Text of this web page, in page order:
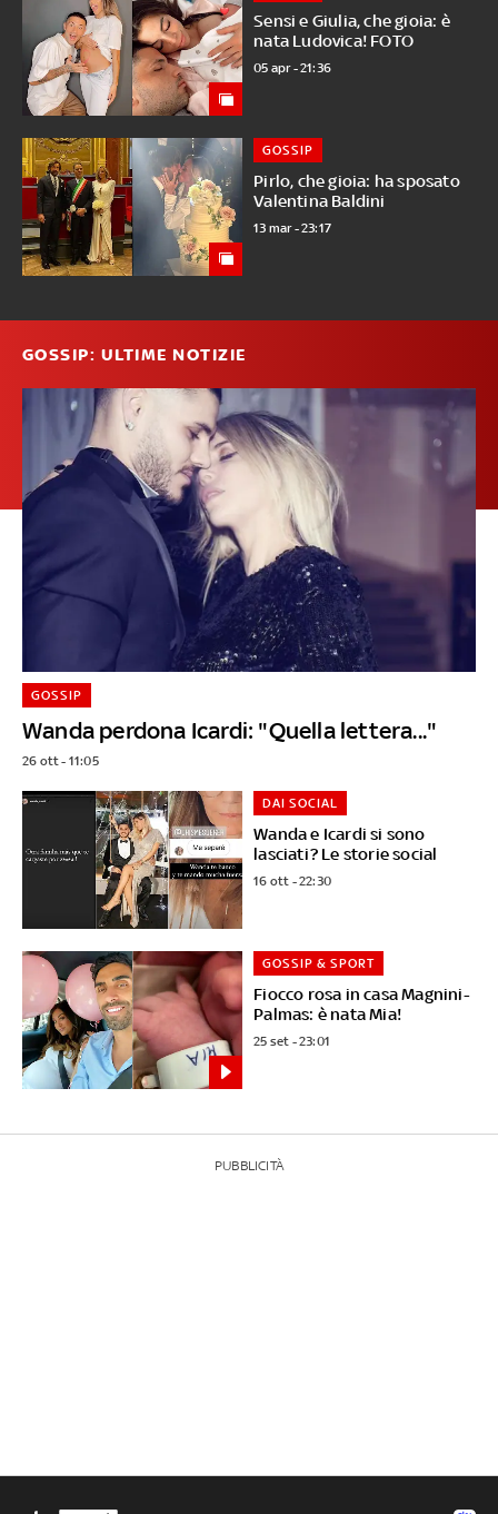
Sensi e Giulia, che gioia: è
nata Ludovica! FOTO
05 apr - 21:36
Pirlo, che gioia: ha sposato
Valentina Baldini
GOSSIP
13 mar - 23:17
GOSSIP: ULTIME NOTIZIE
Wanda perdona Icardi: "Quella lettera..."
GOSSIP
26 ott - 11:05
Wanda e Icardi si sono
lasciati? Le storie social
DAI SOCIAL
16 ott - 22:30
Fiocco rosa in casa Magnini-
Palmas: è nata Mia!
GOSSIP & SPORT
25 set - 23:01
PUBBLICITÀ